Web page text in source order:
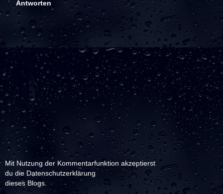
Antworten
Mit Nutzung der Kommentarfunktion akzeptierst
du die Datenschutzerklärung
dieses Blogs.